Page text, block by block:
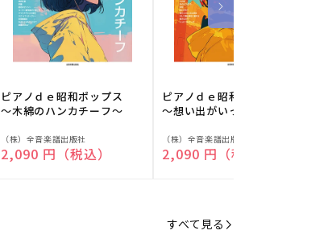
ピアノｄｅ昭和ポップス
～木綿のハンカチーフ～
販
売
（株）全音楽譜出版社
通常価格
2,090 円（税込）
ピアノｄｅ昭和ポップス
～想い出がいっぱい～
販
売
（株）全音楽譜出版社
通常価格
2,090 円（税込）
すべて見る